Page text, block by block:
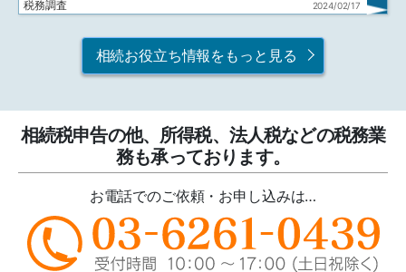
税務調査 2024/02/17
相続お役立ち情報をもっと見る
相続税申告の他、所得税、法人税などの税務業
務も承っております。
お電話でのご依頼・お申し込みは…